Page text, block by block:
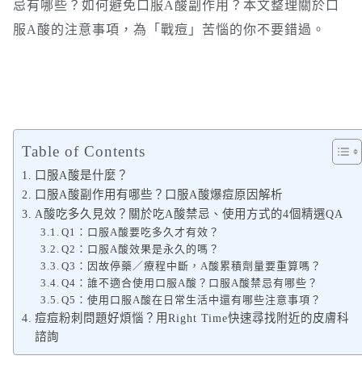
忌有哪些？如何避免口服A酸副作用？本文整理關於口
服A酸的注意事項，為「戰痘」苦惱的你不要錯過。
Table of Contents
口服A酸是什麼？
口服A酸副作用有哪些？口服A酸爆痘原因解析
A酸吃多久見效？關於吃A酸禁忌、使用方式的4個精選QA
Q1：口服A酸要吃多久才有效？
Q2：口服A酸效果是永久的嗎？
Q3：因故停藥／療程中斷，A酸累積劑量要重算嗎？
Q4：誰不適合使用口服A酸？口服A酸禁忌有哪些？
Q5：使用口服A酸在日常生活中還有哪些注意事項？
痘痘粉刺問題好煩惱？用Right Time快速尋找附近的皮膚科
諮詢